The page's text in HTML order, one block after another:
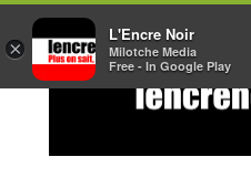
×
L'Encre Noir
Milotche Media
Free - In Google Play